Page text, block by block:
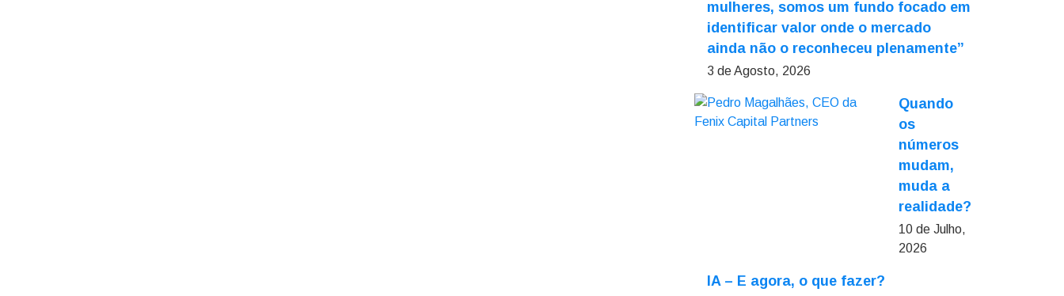
mulheres, somos um fundo focado em
identificar valor onde o mercado
ainda não o reconheceu plenamente”
3 de Agosto, 2026
Quando
os
números
mudam,
muda a
realidade?
10 de Julho,
2026
IA – E agora, o que fazer?